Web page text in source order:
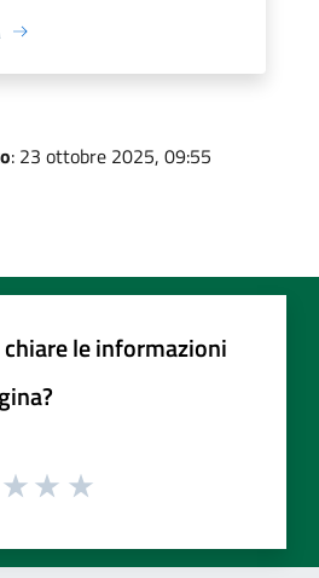
: 23 ottobre 2025, 09:55
le informazioni